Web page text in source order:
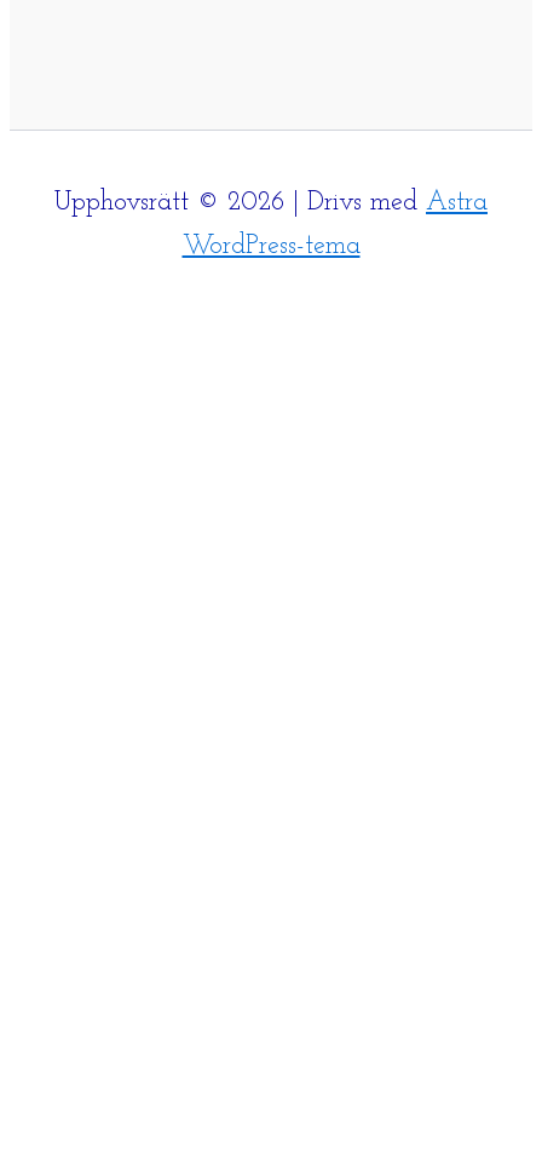
Upphovsrätt © 2026 | Drivs med Astra
WordPress-tema